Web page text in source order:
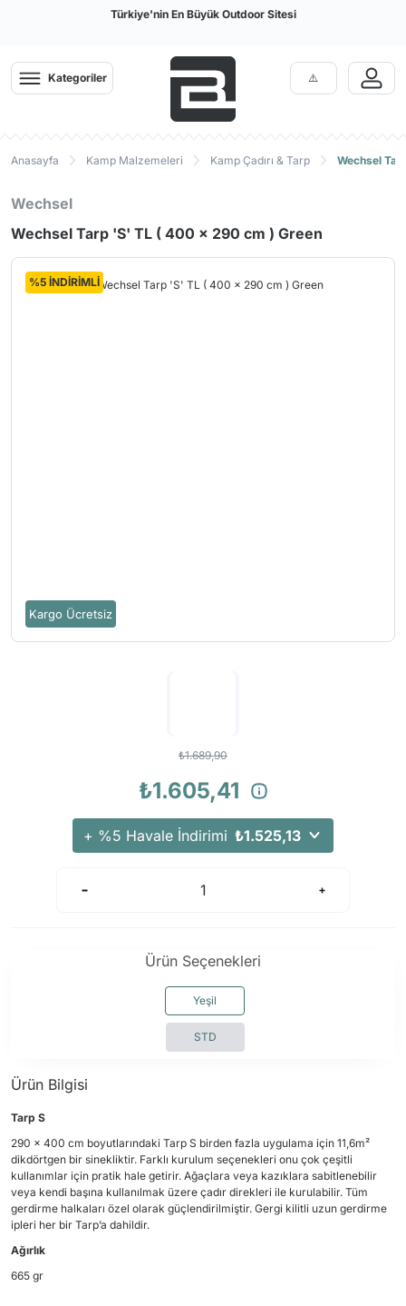
Türkiye'nin En Büyük Outdoor Sitesi
Kategoriler
Anasayfa Kamp Malzemeleri Kamp Çadırı & Tarp Wechsel
Wechsel
Wechsel Tarp 'S' TL ( 400 x 290 cm ) Green
Kargo Ücretsiz
%5 İNDİRİMLİ
₺1.689,90
₺1.605,41
+ %5 Havale İndirimi ₺1.525,13
Ürün Seçenekleri
Yeşil
STD
Ürün Bilgisi
Tarp S
290 x 400 cm boyutlarındaki Tarp S birden fazla uygulama için 11,6m²
dikdörtgen bir sinekliktir. Farklı kurulum seçenekleri onu çok çeşitli
kullanımlar için pratik hale getirir. Ağaçlara veya kazıklara sabitlenebilir
veya kendi başına kullanılmak üzere çadır direkleri ile kurulabilir. Tüm
gerdirme halkaları özel olarak güçlendirilmiştir. Gergi kilitli uzun gerdirme
ipleri her bir Tarp’a dahildir.
Ağırlık
665 gr